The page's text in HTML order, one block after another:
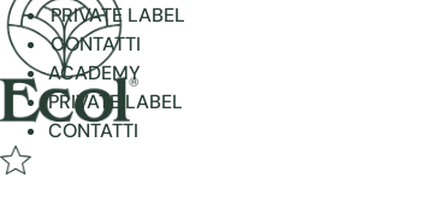
PRIVATE LABEL
CONTATTI
ACADEMY
PRIVATE LABEL
CONTATTI